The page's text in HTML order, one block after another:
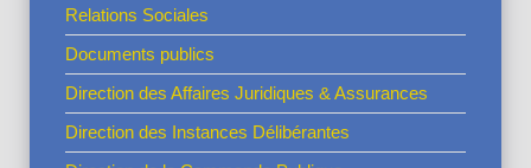
Relations Sociales
Documents publics
Direction des Affaires Juridiques & Assurances
Direction des Instances Délibérantes